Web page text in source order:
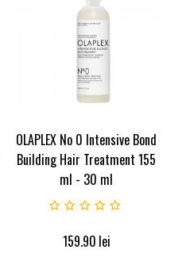
OLAPLEX No 0 Intensive Bond
Building Hair Treatment 155
ml - 30 ml
159.90 lei